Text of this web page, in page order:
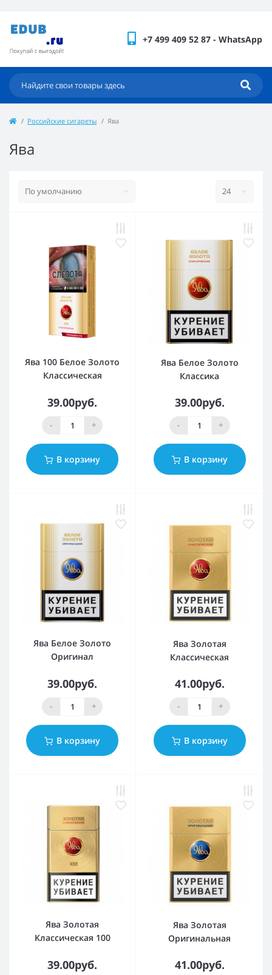
+7 499 409 52 87 - WhatsApp
Российские сигареты Ява
Ява
Ява 100 Белое Золото
Классическая
39.00руб.
- +
В корзину
Ява Белое Золото
Классика
39.00руб.
- +
В корзину
Ява Белое Золото
Оригинал
39.00руб.
- +
В корзину
Ява Золотая
Классическая
41.00руб.
- +
В корзину
Ява Золотая
Классическая 100
39.00руб.
Ява Золотая
Оригинальная
41.00руб.